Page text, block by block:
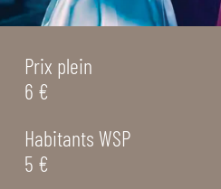
Prix plein
6 €
Habitants WSP
5 €